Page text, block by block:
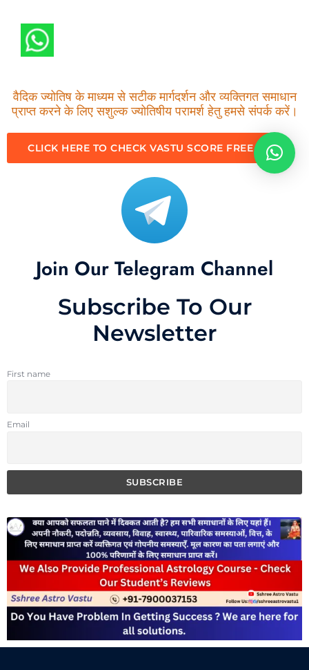
वैदिक ज्योतिष के माध्यम से सटीक मार्गदर्शन और व्यक्तिगत समाधान
प्राप्त करने के लिए सशुल्क ज्योतिषीय परामर्श हेतु हमसे संपर्क करें।
CLICK HERE TO CHECK VASTU SCORE FREE
Join Our Telegram Channel
Subscribe To Our
Newsletter
First name
Email